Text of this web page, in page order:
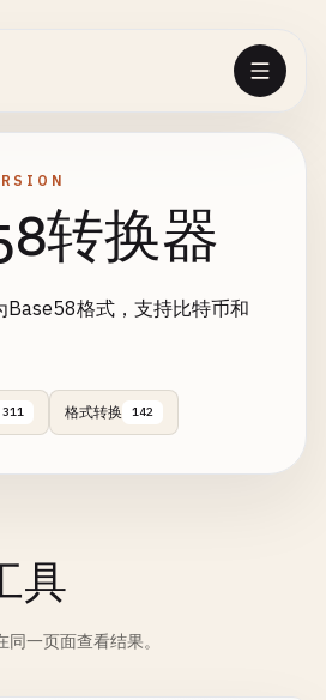
转换器
Base58格式，支持比特币和
311 格式转换 142
具
一页面查看结果。